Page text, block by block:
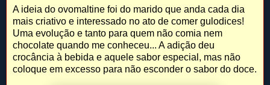
A ideia do ovomaltine foi do marido que anda cada dia
mais criativo e interessado no ato de comer gulodices!
Uma evolução e tanto para quem não comia nem
chocolate quando me conheceu... A adição deu
crocância à bebida e aquele sabor especial, mas não
coloque em excesso para não esconder o sabor do doce.